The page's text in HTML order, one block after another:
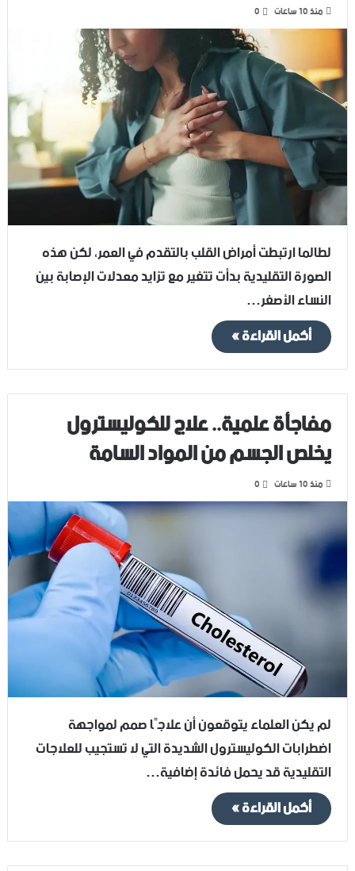
منذ 10 ساعات 0
لطالما ارتبطت أمراض القلب بالتقدم في العمر، لكن هذه
الصورة التقليدية بدأت تتغير مع تزايد معدلات الإصابة بين
النساء الأصغر…
أكمل القراءة »
مفاجأة علمية.. علاج للكوليسترول
يخلص الجسم من المواد السامة
منذ 10 ساعات 0
لم يكن العلماء يتوقعون أن علاجًا صمم لمواجهة
اضطرابات الكوليسترول الشديدة التي لا تستجيب للعلاجات
التقليدية قد يحمل فائدة إضافية…
أكمل القراءة »